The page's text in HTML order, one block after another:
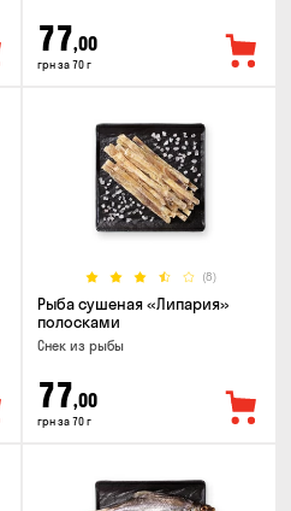
77,00
грн за 70 г
(8)
Рыба сушеная «Липария»
полосками
Снек из рыбы
77,00
грн за 70 г